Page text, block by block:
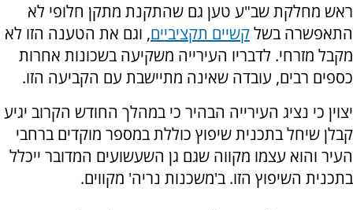
ראש מחלקת שב"ע טען גם שהתקנת מתקן חלופי לא
התאפשרה בשלקשיים תקציביים, וגם את הטענה הזו לא
מקבל מזרחי. לדבריו העירייה משקיעה בשכונות אחרות
כספים רבים, עובדה שאינה מתיישבת עם הקביעה הזו.
יצוין כי נציג העירייה הבהיר כי במהלך החודש הקרוב יגיע
קבלן שיחל בתכנית שיפוץ כוללת במספר מוקדים ברחבי
העיר והוא עצמו מקווה שגם גן השעשועים המדובר ייכלל
בתכנית השיפוץ הזו. ב'משכנות נריה' מקווים.